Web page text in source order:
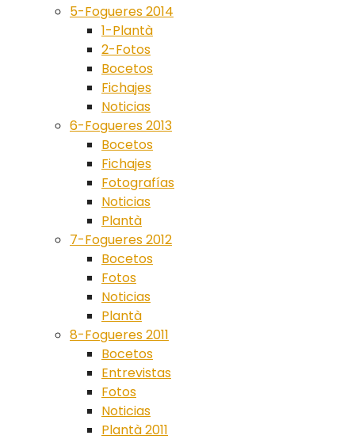
5-Fogueres 2014
1-Plantà
2-Fotos
Bocetos
Fichajes
Noticias
6-Fogueres 2013
Bocetos
Fichajes
Fotografías
Noticias
Plantà
7-Fogueres 2012
Bocetos
Fotos
Noticias
Plantà
8-Fogueres 2011
Bocetos
Entrevistas
Fotos
Noticias
Plantà 2011